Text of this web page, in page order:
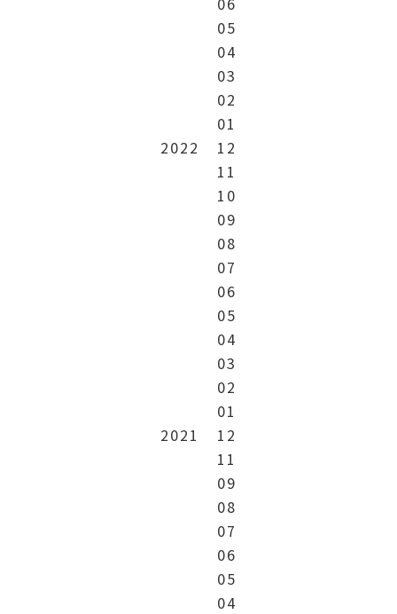
05
04
03
02
01
2022
12
11
10
09
08
07
06
05
04
03
02
01
2021
12
11
09
08
07
06
05
04